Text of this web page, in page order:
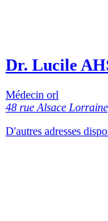
Dr. Lucile
Médecin orl
48 rue Alsace
D'autres adresses